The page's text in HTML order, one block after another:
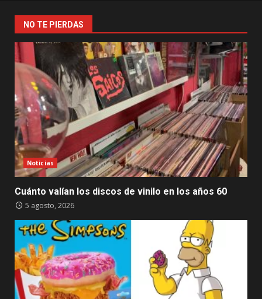
NO TE PIERDAS
Noticias
Cuánto valían los discos de vinilo en los años 60
5 agosto, 2026